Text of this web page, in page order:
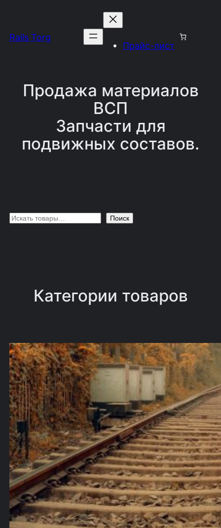
содержимому
Rails Torg
Прайс-лист
Продажа материалов
ВСП
Запчасти для
подвижных составов.
П
Поиск
Категории товаров